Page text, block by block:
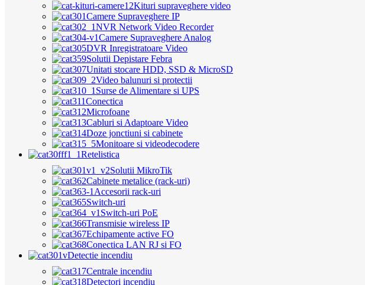
Kituri supraveghere video
Camere Supraveghere IP
NVR Network Video Recorder
Camere Supraveghere Analog
DVR Inregistratoare Video
Solutii Depistare Febra
Unitati stocare HDD, SSD & MicroSD
Video balunuri si protectii
Surse de Alimentare si UPS
Conectica
Microfoane
Cabluri si Adaptoare Video
Doze jonctiuni si cabinete
Monitoare si videodecodere
Retelistica
Solutii MikroTik
Cabinete metalice (rack-uri)
Accesorii rack-uri
Switch-uri
Switch-uri PoE
Transmisie wireless IP
Echipamente active FO
Conectica LAN RJ si FO
Detectie incendiu
Centrale incendiu
Detectori incendiu